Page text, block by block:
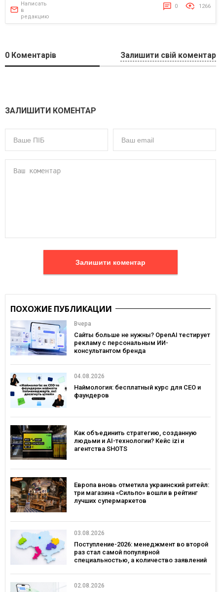
Написать
в
редакцию
0 1266
0 Коментарів Залишити свій коментар
ЗАЛИШИТИ КОМЕНТАР
Залишити коментар
ПОХОЖИЕ ПУБЛИКАЦИИ
Вчера
Сайты больше не нужны? OpenAI тестирует
рекламу с персональным ИИ-
консультантом бренда
04.08.2026
Наймология: бесплатный курс для CEO и
фаундеров
Как объединить стратегию, созданную
людьми и AI-технологии? Кейс izi и
агентства SHOTS
Европа вновь отметила украинский ритейл:
три магазина «Сильпо» вошли в рейтинг
лучших супермаркетов
03.08.2026
Поступление-2026: менеджмент во второй
раз стал самой популярной
специальностью, а количество заявлений
02.08.2026